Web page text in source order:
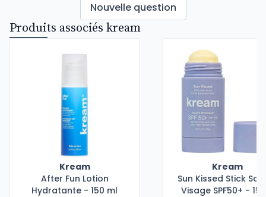
Nouvelle question
Produits associés kream
Kream
After Fun Lotion
Hydratante - 150 ml
Kream
Sun Kissed Stick
Visage SPF50+ - 15